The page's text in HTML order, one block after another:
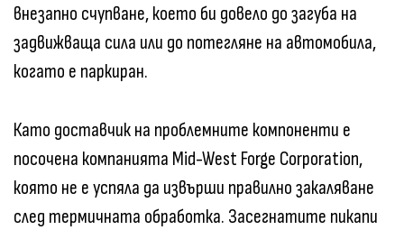
внезапно счупване, което би довело до загуба на
задвижваща сила или до потегляне на автомобила,
когато е паркиран.
Като доставчик на проблемните компоненти е
посочена компанията Mid-West Forge Corporation,
която не е успяла да извърши правилно закаляване
след термичната обработка. Засегнатите пикапи